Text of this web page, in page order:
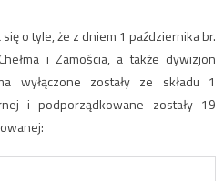
o tyle, że z dniem 1 października br.
i Zamościa, a także dywizjon
wyłączone zostały ze składu 1
i podporządkowane zostały 19